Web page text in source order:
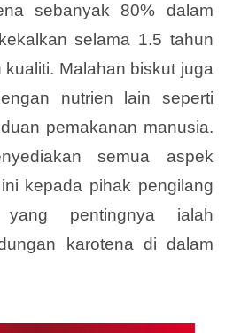
sebanyak 80% dalam
selama 1.5 tahun
Malahan biskut juga
nutrien lain seperti
pemakanan manusia.
semua aspek
kepada pihak pengilang
pentingnya ialah
karotena di dalam